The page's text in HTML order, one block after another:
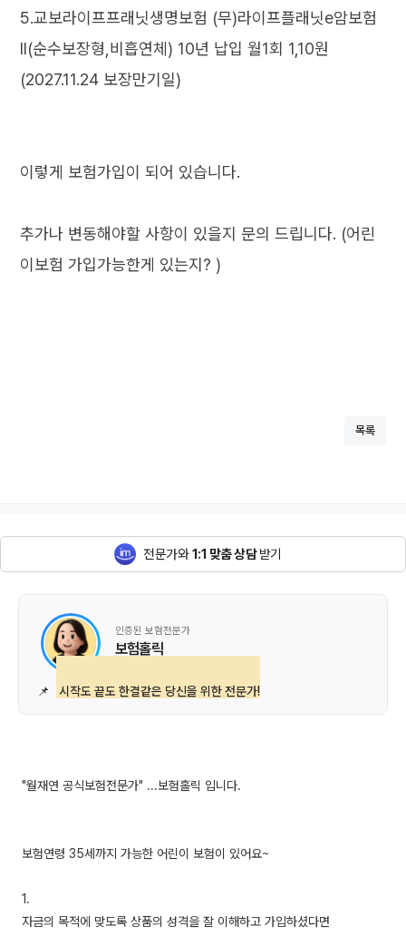
5.교보라이프프래닛생명보험 (무)라이프플래닛e암보험
II(순수보장형,비흡연체) 10년 납입 월1회 1,10원
(2027.11.24 보장만기일)
이렇게 보험가입이 되어 있습니다.
추가나 변동해야할 사항이 있을지 문의 드립니다. (어린
이보험 가입가능한게 있는지? )
목록
전문가와1:1 맞춤 상담받기
인증된 보험전문가
보험홀릭
📌 시작도 끝도 한결같은 당신을 위한 전문가!
"월재연 공식보험전문가" ...보험홀릭 입니다.
보험연령 35세까지 가능한 어린이 보험이 있어요~
1.
자금의 목적에 맞도록 상품의 성격을 잘 이해하고 가입하셨다면